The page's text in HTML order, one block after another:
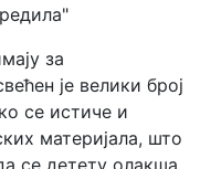
за
је велики број
се истиче и
материјала, што